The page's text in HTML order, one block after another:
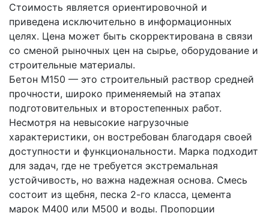
Стоимость является ориентировочной и
приведена исключительно в информационных
целях. Цена может быть скорректирована в связи
со сменой рыночных цен на сырье, оборудование и
строительные материалы.
Бетон М150 — это строительный раствор средней
прочности, широко применяемый на этапах
подготовительных и второстепенных работ.
Несмотря на невысокие нагрузочные
характеристики, он востребован благодаря своей
доступности и функциональности. Марка подходит
для задач, где не требуется экстремальная
устойчивость, но важна надежная основа. Смесь
состоит из щебня, песка 2-го класса, цемента
марок М400 или М500 и воды. Пропорции